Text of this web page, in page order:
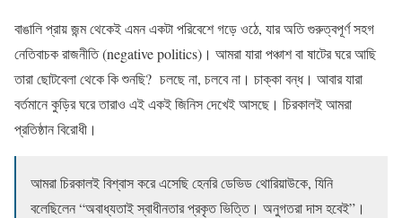
বাঙালি প্রায় জন্ম থেকেই এমন একটা পরিবেশে গড়ে ওঠে, যার অতি গুরুত্বপূর্ণ সহগ
নেতিবাচক রাজনীতি (negative politics)। আমরা যারা পঞ্চাশ বা ষাটের ঘরে আছি
তারা ছোটবেলা থেকে কি শুনছি? চলছে না, চলবে না। চাক্কা বন্ধ। আবার যারা
বর্তমানে কুড়ির ঘরে তারাও এই একই জিনিস দেখেই আসছে। চিরকালই আমরা
প্রতিষ্ঠান বিরোধী।
আমরা চিরকালই বিশ্বাস করে এসেছি হেনরি ডেভিড থোরিয়াউকে, যিনি
বলেছিলেন “অবাধ্যতাই স্বাধীনতার প্রকৃত ভিত্তি। অনুগতরা দাস হবেই”।